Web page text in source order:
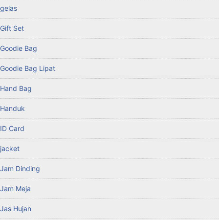
gelas
Gift Set
Goodie Bag
Goodie Bag Lipat
Hand Bag
Handuk
ID Card
jacket
Jam Dinding
Jam Meja
Jas Hujan